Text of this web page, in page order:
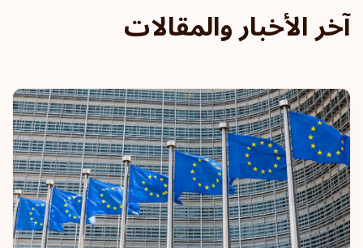
الترتيب: 9
ماليزيا
ليختنشتاين
لاتفيا
آخر الأخبار والمقالات